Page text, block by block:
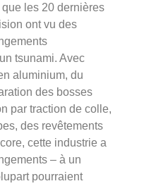
les 20 dernières
ont vu des
tsunami. Avec
aluminium, du
des bosses
par traction de colle,
des revêtements
cette industrie a
– à un
pourraient